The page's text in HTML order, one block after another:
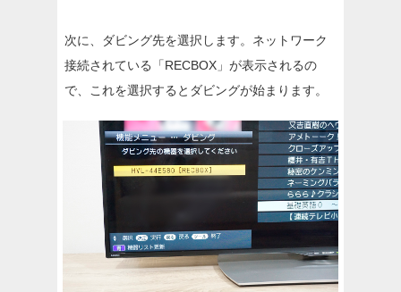
次に、ダビング先を選択します。ネットワーク
接続されている「RECBOX」が表示されるの
で、これを選択するとダビングが始まります。